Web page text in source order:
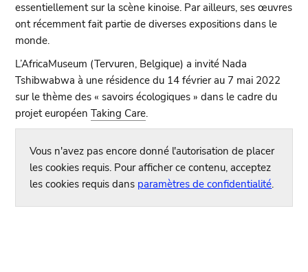
essentiellement sur la scène kinoise. Par ailleurs, ses œuvres
ont récemment fait partie de diverses expositions dans le
monde.
L’AfricaMuseum (Tervuren, Belgique) a invité Nada
Tshibwabwa à une résidence du 14 février au 7 mai 2022
sur le thème des
savoirs écologiques
dans le cadre du
projet européenTaking Care.
Vous n'avez pas encore donné l'autorisation de placer
les cookies requis. Pour afficher ce contenu, acceptez
les cookies requis dans paramètres de confidentialité.